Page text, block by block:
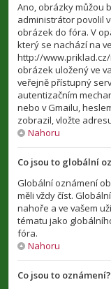
Ano, obrázky můžou
administrátor povolil
obrázek do fóra. V
který se nachází na
http://
obrázek uložený ve
veřejně přístupný
autentizačním
nebo v Gmailu,
zobrazil, vložte
Nahoru
Co jsou to globální
Globální oznámení
měli vždy číst.
nahoře a ve vašem
tématu jako
fóra.
Nahoru
Co jsou to oznámení?